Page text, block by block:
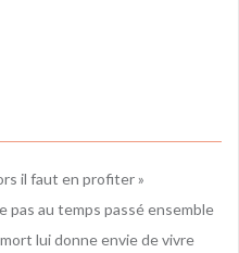
il faut en profiter »
pas au temps passé ensemble
lui donne envie de vivre